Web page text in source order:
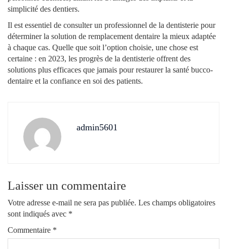
simplicité des dentiers.
Il est essentiel de consulter un professionnel de la dentisterie pour
déterminer la solution de remplacement dentaire la mieux adaptée
à chaque cas. Quelle que soit l’option choisie, une chose est
certaine : en 2023, les progrès de la dentisterie offrent des
solutions plus efficaces que jamais pour restaurer la santé bucco-
dentaire et la confiance en soi des patients.
admin5601
Laisser un commentaire
Votre adresse e-mail ne sera pas publiée. Les champs obligatoires
sont indiqués avec *
Commentaire *